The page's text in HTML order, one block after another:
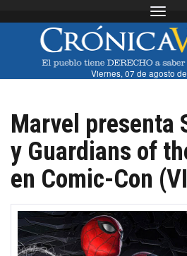
Viernes, 07 de agosto
Marvel presenta
y Guardians of
en Comic-Con